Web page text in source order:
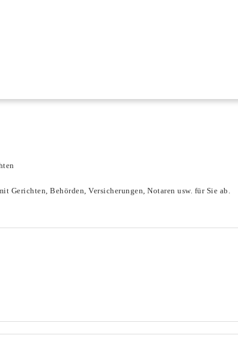
Behörden, Versicherungen, Notaren usw. für Sie ab.